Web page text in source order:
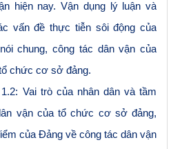
hiện nay. Vận dụng lý luận và
vấn đề thực tiễn sôi động của
chung, công tác dân vận của
chức cơ sở đảng.
Vai trò của nhân dân và tầm
vận của tổ chức cơ sở đảng,
của Đảng về công tác dân vận